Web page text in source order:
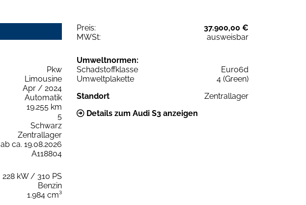
Preis:
37.900,00 €
MWSt:
ausweisbar
Pkw
Limousine
Apr / 2024
Automatik
19.255 km
5
Schwarz
Zentrallager
ab ca. 19.08.2026
A118804
228 kW / 310 PS
Benzin
1.984 cm³
Umweltnormen:
Schadstoffklasse
Euro6d
Umweltplakette
4 (Green)
Standort
Zentrallager
Details zum Audi S3 anzeigen